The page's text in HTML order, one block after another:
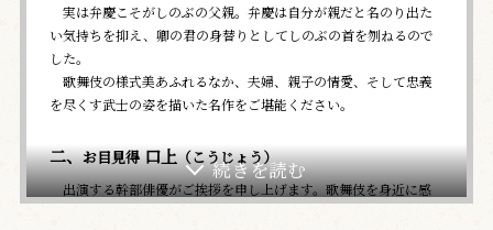
実は弁慶こそがしのぶの父親。弁慶は自分が親だと名のり出た
い気持ちを抑え、卿の君の身替りとしてしのぶの首を刎ねるので
した。
歌舞伎の様式美あふれるなか、夫婦、親子の情愛、そして忠義
を尽くす武士の姿を描いた名作をご堪能ください。
二、お目見得口上（こうじょう）
出演する幹部俳優がご挨拶を申し上げます。歌舞伎を身近に感